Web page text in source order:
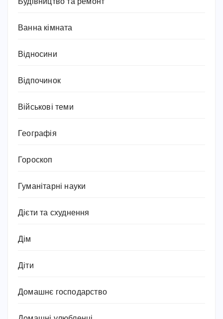
Ванна кімната
Відносини
Відпочинок
Військові теми
Географія
Гороскоп
Гуманітарні науки
Дієти та схуднення
Дім
Діти
Домашнє господарство